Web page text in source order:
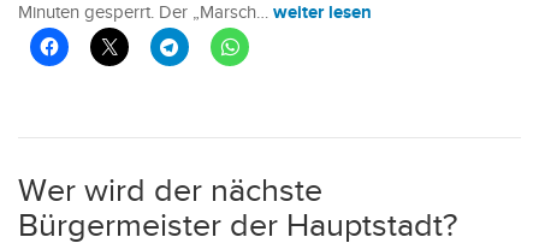
Minuten gesperrt. Der „Marsch… weiter lesen
Wer wird der nächste
Bürgermeister der Hauptstadt?